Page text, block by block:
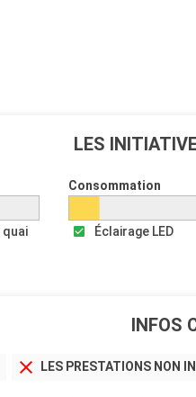
LES
quai
Consommation
Éclairage LED
INFOS
LES PRESTATIONS NON